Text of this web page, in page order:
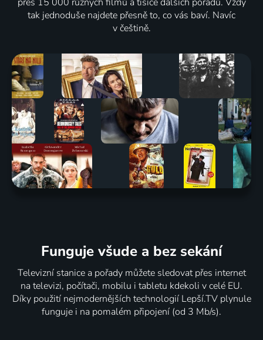
tak jednoduše najdete přesně to, co vás baví. Navíc
v češtině.
Funguje všude a bez sekání
Televizní stanice a pořady můžete sledovat přes internet
na televizi, počítači, mobilu i tabletu kdekoli v celé EU.
Díky použití nejmodernějších technologií Lepší.TV plynule
funguje i na pomalém připojení (od 3 Mb/s).